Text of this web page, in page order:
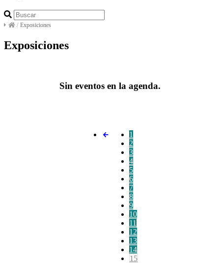
/ Exposiciones
Exposiciones
Sin eventos en la agenda.
1
2
3
4
5
6
7
8
9
10
11
12
13
14
15